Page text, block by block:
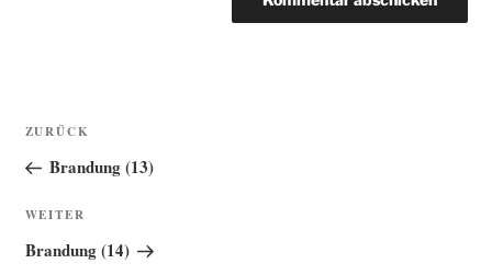
Beitragsnavigation
Vorheriger
Beitrag
ZURÜCK
Brandung (13)
Nächster
Beitrag
WEITER
Brandung (14)